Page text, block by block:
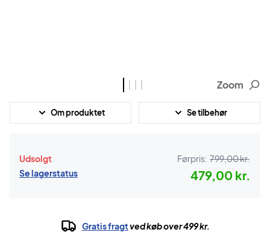
Zoom
Om produktet Se tilbehør
Udsolgt
Se lagerstatus
Førpris: 799,00 kr.
479,00 kr.
Gratis fragtved køb over 499 kr.